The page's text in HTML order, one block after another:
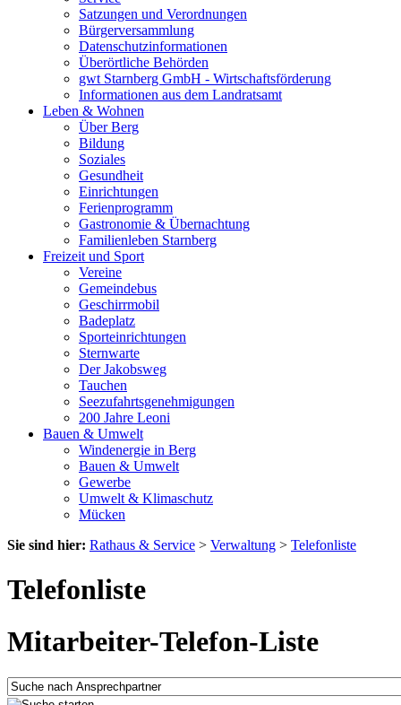
Satzungen und Verordnungen
Bürgerversammlung
Datenschutzinformationen
Überörtliche Behörden
gwt Starnberg GmbH - Wirtschaftsförderung
Informationen aus dem Landratsamt
Leben & Wohnen
Über Berg
Bildung
Soziales
Gesundheit
Einrichtungen
Ferienprogramm
Gastronomie & Übernachtung
Familienleben Starnberg
Freizeit und Sport
Vereine
Gemeindebus
Geschirrmobil
Badeplatz
Sporteinrichtungen
Sternwarte
Der Jakobsweg
Tauchen
Seezufahrtsgenehmigungen
200 Jahre Leoni
Bauen & Umwelt
Windenergie in Berg
Bauen & Umwelt
Gewerbe
Umwelt & Klimaschutz
Mücken
Sie sind hier: Rathaus & Service > Verwaltung > Telefonliste
Telefonliste
Mitarbeiter-Telefon-Liste